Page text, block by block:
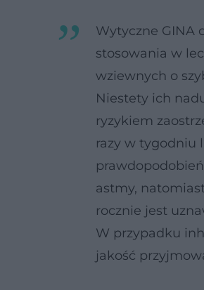
Wytyczne GINA
stosowania w
wziewnych o
Niestety ich
ryzykiem
razy w tygodniu
astmy,
rocznie jest
W przypadku
jakość